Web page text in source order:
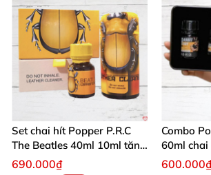
Set chai hít Popper P.R.C
The Beatles 40ml 10ml tăng
khoái cảm nhanh
690.000₫
Combo
60ml chai
cho dân